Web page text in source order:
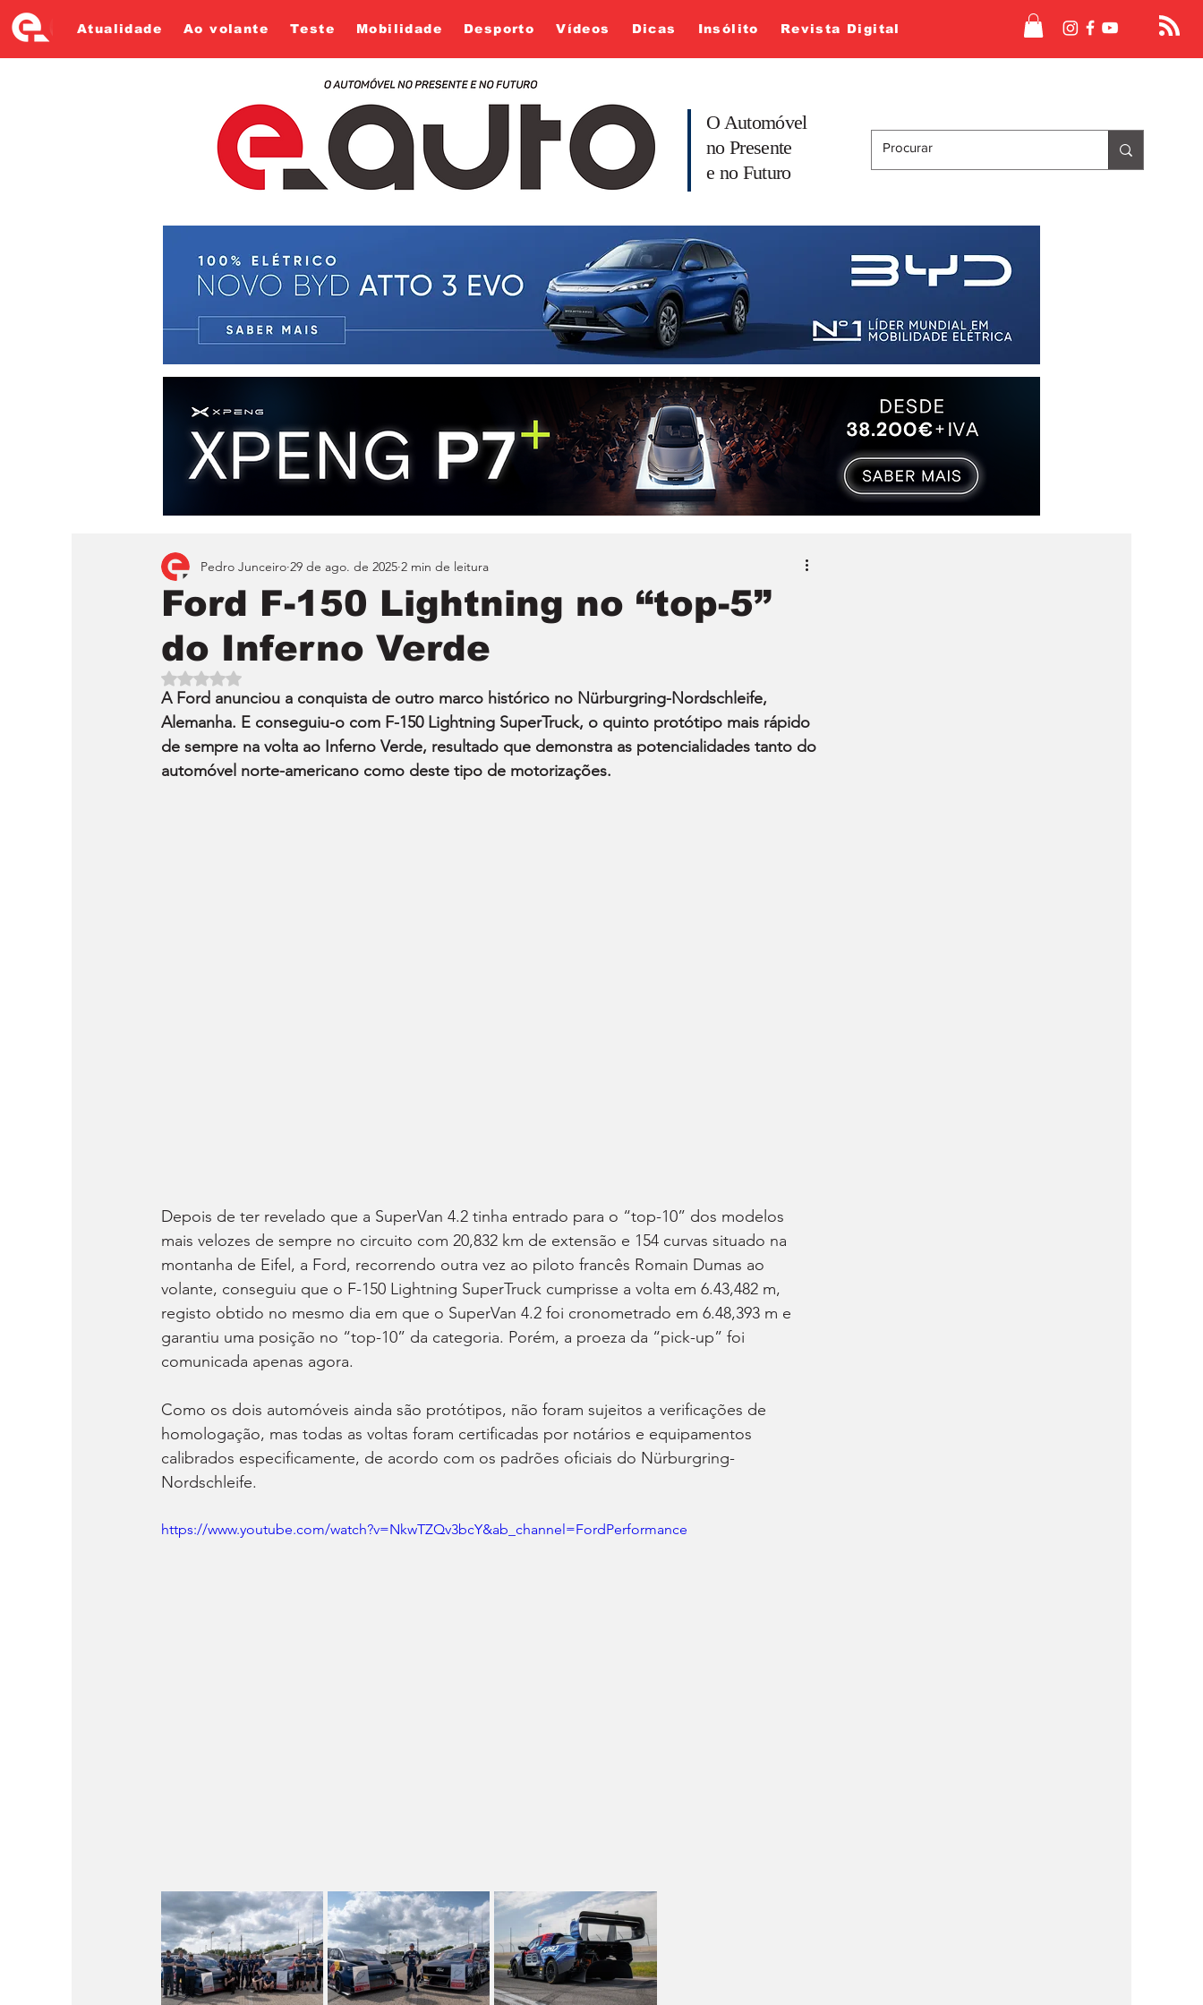
Atualidade Ao volante Teste Mobilidade Desporto Vídeos Dicas Insólito Revista Digital
O Automóvel
no Presente
e no Futuro
Ford F-150 Lightning no “top-5”
do Inferno Verde
Pedro Junceiro 29 de ago. de 2025 2 min de leitura
Avaliado com NaN de 5 estrelas.
A Ford anunciou a conquista de outro marco histórico no Nürburgring-Nordschleife,
Alemanha. E conseguiu-o com F-150 Lightning SuperTruck, o quinto protótipo mais rápido
de sempre na volta ao Inferno Verde, resultado que demonstra as potencialidades tanto do
automóvel norte-americano como deste tipo de motorizações.
Depois de ter revelado que a SuperVan 4.2 tinha entrado para o “top-10” dos modelos
mais velozes de sempre no circuito com 20,832 km de extensão e 154 curvas situado na
montanha de Eifel, a Ford, recorrendo outra vez ao piloto francês Romain Dumas ao
volante, conseguiu que o F-150 Lightning SuperTruck cumprisse a volta em 6.43,482 m,
registo obtido no mesmo dia em que o SuperVan 4.2 foi cronometrado em 6.48,393 m e
garantiu uma posição no “top-10” da categoria. Porém, a proeza da “pick-up” foi
comunicada apenas agora.
Como os dois automóveis ainda são protótipos, não foram sujeitos a verificações de
homologação, mas todas as voltas foram certificadas por notários e equipamentos
calibrados especificamente, de acordo com os padrões oficiais do Nürburgring-
Nordschleife.
https://www.youtube.com/watch?v=NkwTZQv3bcY&ab_channel=FordPerformance